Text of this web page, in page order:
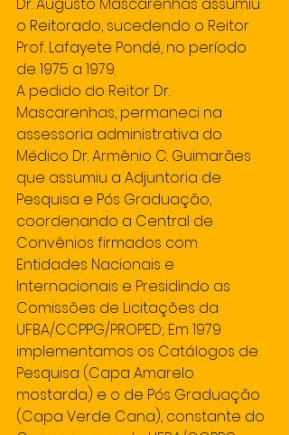
o Reitorado, sucedendo o Reitor
Prof. Lafayete Pondé, no período
de 1975 a 1979.
A pedido do Reitor Dr.
Mascarenhas, permaneci na
assessoria administrativa do
Médico Dr. Armênio C. Guimarães
que assumiu a Adjuntoria de
Pesquisa e Pós Graduação,
coordenando a Central de
Convênios firmados com
Entidades Nacionais e
Internacionais e Presidindo as
Comissões de Licitações da
UFBA/CCPPG/PROPED; Em 1979
implementamos os Catálogos de
Pesquisa (Capa Amarelo
mostarda) e o de Pós Graduação
(Capa Verde Cana), constante do